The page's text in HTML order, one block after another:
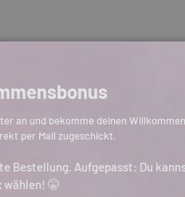
an und bekomme deinen
per Mail zugeschickt.
Bestellung. Aufgepasst: Du
wählen! 🤫